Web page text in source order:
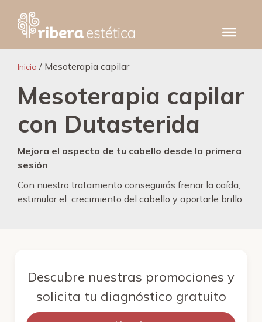
contenido
Inicio / Mesoterapia capilar
Mesoterapia capilar
con Dutasterida
Mejora el aspecto de tu cabello desde la primera
sesión
Con nuestro tratamiento conseguirás frenar la caída,
estimular el crecimiento del cabello y aportarle brillo
Descubre nuestras promociones y
solicita tu diagnóstico gratuito